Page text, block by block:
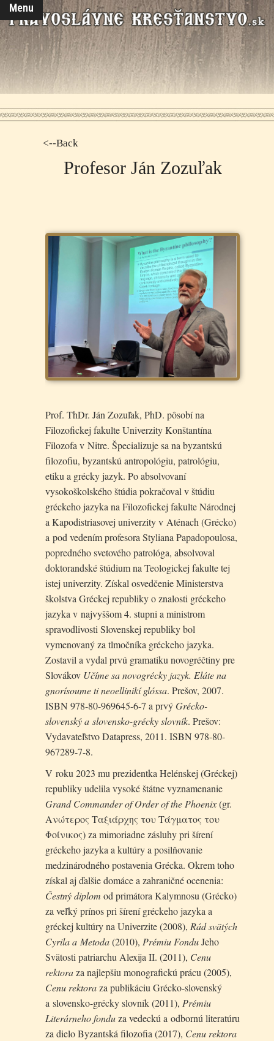
Menu
<--Back
Profesor Ján Zozuľak
Prof. ThDr. Ján Zozuľak, PhD. pôsobí na
Filozofickej fakulte Univerzity Konštantína
Filozofa v Nitre. Špecializuje sa na byzantskú
filozofiu, byzantskú antropológiu, patrológiu,
etiku a grécky jazyk. Po absolvovaní
vysokoškolského štúdia pokračoval v štúdiu
gréckeho jazyka na Filozofickej fakulte Národnej
a Kapodistriasovej univerzity v Aténach (Grécko)
a pod vedením profesora Styliana Papadopoulosa,
popredného svetového patrológa, absolvoval
doktorandské štúdium na Teologickej fakulte tej
istej univerzity. Získal osvedčenie Ministerstva
školstva Gréckej republiky o znalosti gréckeho
jazyka v najvyššom 4. stupni a ministrom
spravodlivosti Slovenskej republiky bol
vymenovaný za tlmočníka gréckeho jazyka.
Zostavil a vydal prvú gramatiku novogréčtiny pre
Slovákov Učíme sa novogrécky jazyk. Eláte na
gnorísoume ti neoellinikí glóssa. Prešov, 2007.
ISBN 978-80-969645-6-7 a prvýGrécko-
slovenský a slovensko-grécky slovník. Prešov:
Vydavateľstvo Datapress, 2011. ISBN 978-80-
967289-7-8.
V roku 2023 mu prezidentka Helénskej (Gréckej)
republiky udelila vysoké štátne vyznamenanie
Grand Commander of Order of the Phoenix(gr.
Ανώτερος Ταξιάρχης του Τάγματος του
Φοίνικος) za mimoriadne zásluhy pri šírení
gréckeho jazyka a kultúry a posilňovanie
medzinárodného postavenia Grécka. Okrem toho
získal aj ďalšie domáce a zahraničné ocenenia:
Čestný diplom od primátora Kalymnosu (Grécko)
za veľký prínos pri šírení gréckeho jazyka a
gréckej kultúry na Univerzite (2008), Rád svätých
Cyrila a Metoda(2010), Prémiu FonduJeho
Svätosti patriarchu Alexija II. (2011), Cenu
rektoraza najlepšiu monografickú prácu (2005),
Cenu rektoraza publikáciu Grécko-slovenský
a slovensko-grécky slovník (2011), Prémiu
Literárneho fonduza vedeckú a odbornú literatúru
za dielo Byzantská filozofia (2017), Cenu rektora